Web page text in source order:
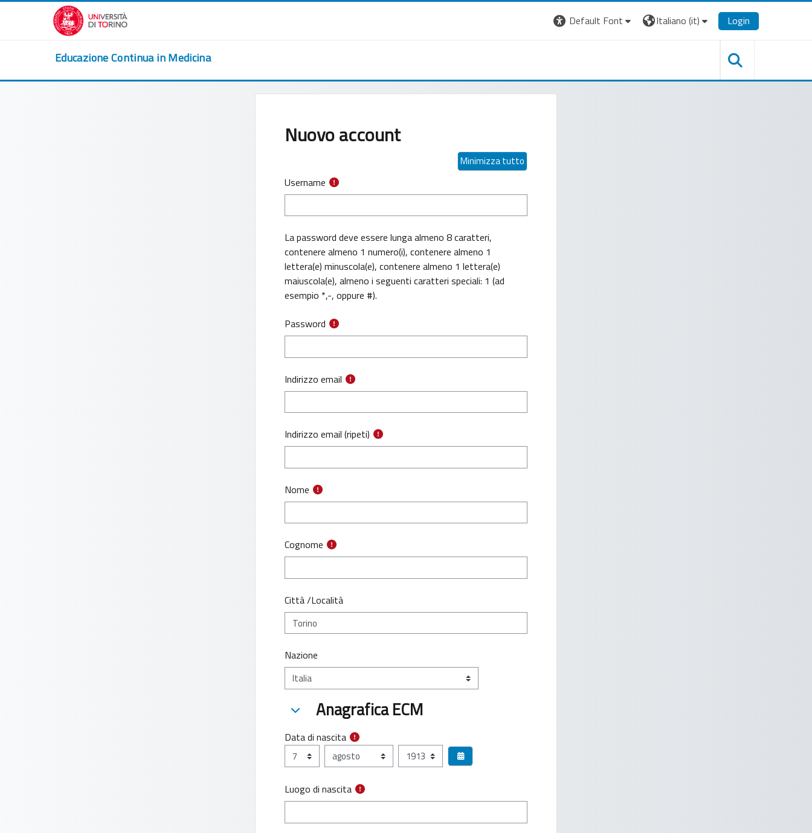
Vai al contenuto principale
Default Font
Italiano ‎(it)‎ Login
Educazione Continua in Medicina
Nuovo account
Minimizza tutto
Username
La password deve essere lunga almeno 8 caratteri,
contenere almeno 1 numero(i), contenere almeno 1
lettera(e) minuscola(e), contenere almeno 1 lettera(e)
maiuscola(e), almeno i seguenti caratteri speciali: 1 (ad
esempio *,-, oppure #).
Password
Indirizzo email
Indirizzo email (ripeti)
Nome
Cognome
Città /Località
Nazione
Anagrafica ECM
Anagrafica ECM
Anagrafica ECM
Data di nascita
Data di nascita
Giorno Mese Anno
Luogo di nascita